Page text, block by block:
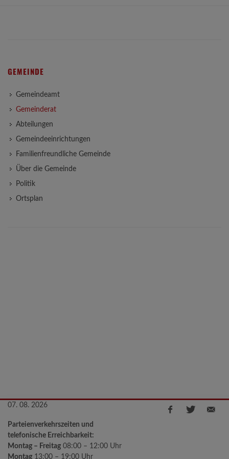
GEMEINDE
Gemeindeamt
Gemeinderat
Abteilungen
Gemeindeeinrichtungen
Familienfreundliche Gemeinde
Über die Gemeinde
Politik
Ortsplan
07. 08. 2026
Parteienverkehrszeiten und
telefonische Erreichbarkeit:
Montag – Freitag 08:00 – 12:00 Uhr
Montag 13:00 – 19:00 Uhr